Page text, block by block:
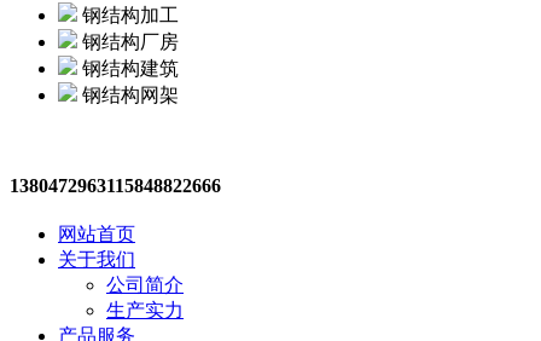
钢结构加工
钢结构厂房
钢结构建筑
钢结构网架
1380472963115848822666
网站首页
关于我们
公司简介
生产实力
产品服务